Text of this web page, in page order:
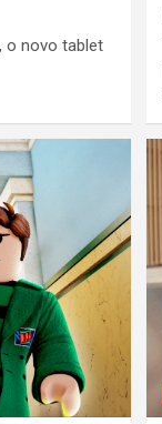
o novo tablet